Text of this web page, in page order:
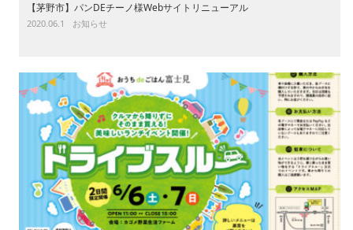
【茅野市】パンDEチーノ様Webサイトリニューアル
2020.06.1 お知らせ